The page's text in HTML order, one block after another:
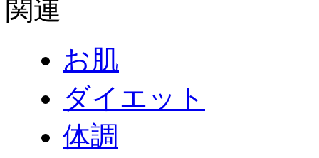
お肌
ダイエット
体調